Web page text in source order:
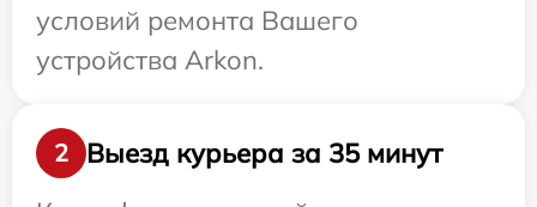
условий ремонта Вашего
устройства Arkon.
2
Выезд курьера за 35 минут